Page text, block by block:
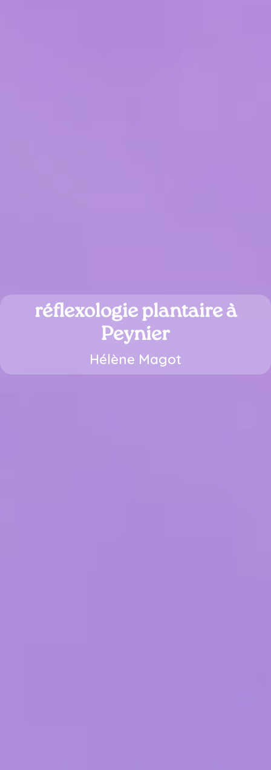
réflexologie plantaire à
Peynier
Hélène Magot